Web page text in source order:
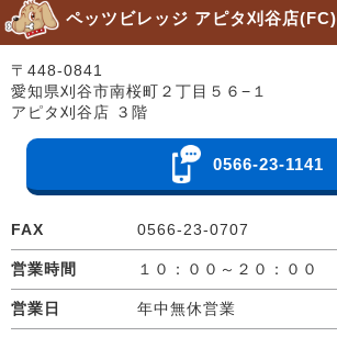
ペッツビレッジ アピタ刈谷店(FC)
〒448-0841
愛知県刈谷市南桜町２丁目５６−１
アピタ刈谷店 ３階
0566-23-1141
FAX 0566-23-0707
営業時間 １０：００～２０：００
営業日 年中無休営業